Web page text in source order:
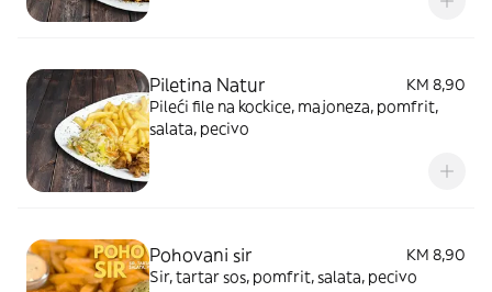
Piletina Natur
KM 8,90
Pileći file na kockice, majoneza, pomfrit,
salata, pecivo
Pohovani sir
KM 8,90
Sir, tartar sos, pomfrit, salata, pecivo